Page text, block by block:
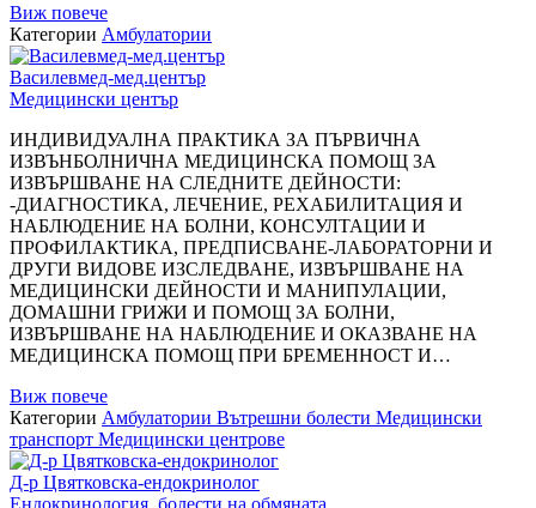
Виж повече
Категории Амбулатории
Василевмед-мед.център
Медицински център
ИНДИВИДУАЛНА ПРАКТИКА ЗА ПЪРВИЧНА
ИЗВЪНБОЛНИЧНА МЕДИЦИНСКА ПОМОЩ ЗА
ИЗВЪРШВАНЕ НА СЛЕДНИТЕ ДЕЙНОСТИ:
-ДИАГНОСТИКА, ЛЕЧЕНИЕ, РЕХАБИЛИТАЦИЯ И
НАБЛЮДЕНИЕ НА БОЛНИ, КОНСУЛТАЦИИ И
ПРОФИЛАКТИКА, ПРЕДПИСВАНЕ-ЛАБОРАТОРНИ И
ДРУГИ ВИДОВЕ ИЗСЛЕДВАНЕ, ИЗВЪРШВАНЕ НА
МЕДИЦИНСКИ ДЕЙНОСТИ И МАНИПУЛАЦИИ,
ДОМАШНИ ГРИЖИ И ПОМОЩ ЗА БОЛНИ,
ИЗВЪРШВАНЕ НА НАБЛЮДЕНИЕ И ОКАЗВАНЕ НА
МЕДИЦИНСКА ПОМОЩ ПРИ БРЕМЕННОСТ И…
Виж повече
Категории Амбулатории Вътрешни болести Медицински
транспорт Медицински центрове
Д-р Цвятковска-ендокринолог
Ендокринология, болести на обмяната